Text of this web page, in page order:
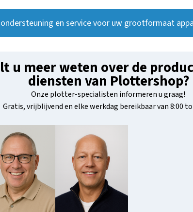
en service voor uw grootformaat
u meer weten over de
diensten van Plottershop?
Onze plotter-specialisten informeren u graag!
Gratis, vrijblijvend en elke werkdag bereikbaar van 8:00